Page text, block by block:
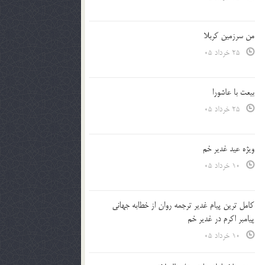
من سرزمین کربلا
بیعت با عاشورا
ویژه عید غدیر خم
کامل ترین پیام غدیر ترجمه روان از خطابه جهانی
پیامبر اکرم در غدیر خم